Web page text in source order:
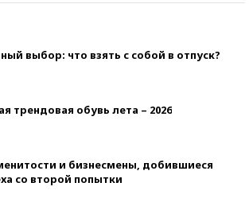
выбор: что взять с собой в отпуск?
трендовая обувь лета – 2026
и бизнесмены, добившиеся
со второй попытки